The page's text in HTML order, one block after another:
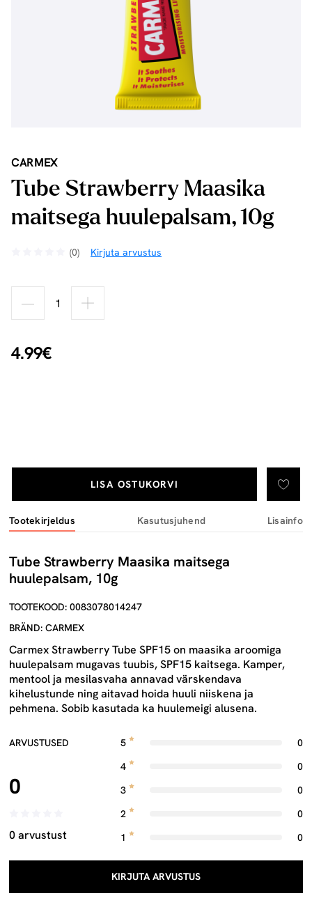
CARMEX
Tube Strawberry Maasika
maitsega huulepalsam, 10g
(0) Kirjuta arvustus
4.99€
LISA OSTUKORVI
Tootekirjeldus Kasutusjuhend Lisainfo
Tube Strawberry Maasika maitsega
huulepalsam, 10g
TOOTEKOOD: 0083078014247
BRÄND: CARMEX
Carmex Strawberry Tube SPF15 on maasika aroomiga
huulepalsam mugavas tuubis, SPF15 kaitsega. Kamper,
mentool ja mesilasvaha annavad värskendava
kihelustunde ning aitavad hoida huuli niiskena ja
pehmena. Sobib kasutada ka huulemeigi alusena.
ARVUSTUSED
0
0 arvustust
5
0
4
0
3
0
2
0
1
0
KIRJUTA ARVUSTUS